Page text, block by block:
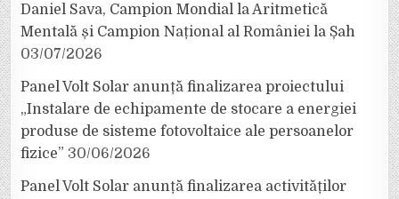
Daniel Sava, Campion Mondial la Aritmetică
Mentală și Campion Național al României la Șah
03/07/2026
Panel Volt Solar anunță finalizarea proiectului
„Instalare de echipamente de stocare a energiei
produse de sisteme fotovoltaice ale persoanelor
fizice” 30/06/2026
Panel Volt Solar anunță finalizarea activităților